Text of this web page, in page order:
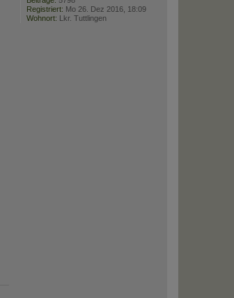
Registriert: Mo 26. Dez 2016, 18:09
Wohnort: Lkr. Tuttlingen